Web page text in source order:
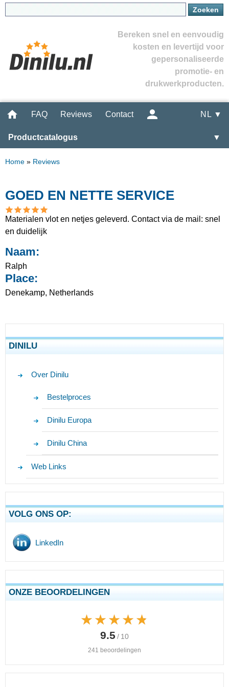
Bereken snel en eenvoudig
kosten en levertijd voor
gepersonaliseerde
promotie- en
drukwerkproducten.
FAQ Reviews Contact NL ▼
Productcatalogus ▼
Home » Reviews
GOED EN NETTE SERVICE
Materialen vlot en netjes geleverd. Contact via de mail: snel
en duidelijk
Naam:
Ralph
Place:
Denekamp, Netherlands
DINILU
Over Dinilu
Bestelproces
Dinilu Europa
Dinilu China
Web Links
VOLG ONS OP:
LinkedIn
ONZE BEOORDELINGEN
★★★★★
★★★★★
9.5 / 10
241 beoordelingen